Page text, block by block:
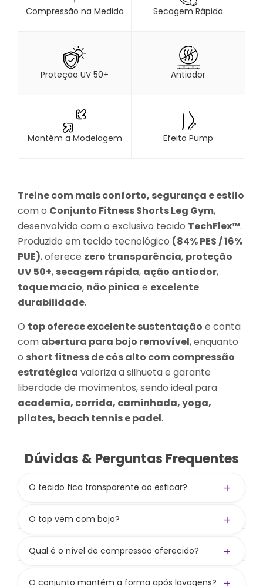
Compressão na Medida Secagem Rápida
Proteção UV 50+ Antiodor
Mantém a Modelagem Efeito Pump
Treine com mais conforto, segurança e estilo
com o Conjunto Fitness Shorts Leg Gym,
desenvolvido com o exclusivo tecido TechFlex™.
Produzido em tecido tecnológico (84% PES / 16%
PUE), oferece zero transparência, proteção
UV 50+, secagem rápida, ação antiodor,
toque macio, não pinica e excelente
durabilidade.
O top oferece excelente sustentação e conta
com abertura para bojo removível, enquanto
o short fitness de cós alto com compressão
estratégica valoriza a silhueta e garante
liberdade de movimentos, sendo ideal para
academia, corrida, caminhada, yoga,
pilates, beach tennis e padel.
Dúvidas & Perguntas Frequentes
O tecido fica transparente ao esticar? +
composição84% PES / 16% PUE
O top vem com bojo? +
entrada para colocar e oferece boa
Qual é o nível de compressão oferecido? +
e mantendo liberdade nos movimentos.
O conjunto mantém a forma após lavagens? +